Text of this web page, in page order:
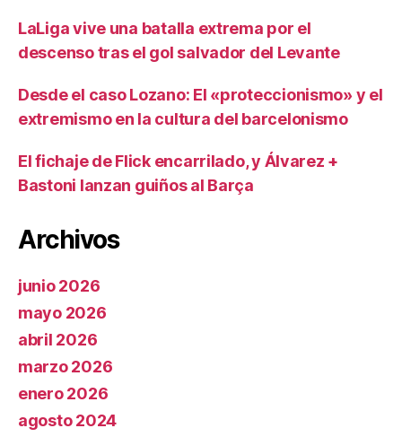
LaLiga vive una batalla extrema por el
descenso tras el gol salvador del Levante
Desde el caso Lozano: El «proteccionismo» y el
extremismo en la cultura del barcelonismo
El fichaje de Flick encarrilado, y Álvarez +
Bastoni lanzan guiños al Barça
Archivos
junio 2026
mayo 2026
abril 2026
marzo 2026
enero 2026
agosto 2024